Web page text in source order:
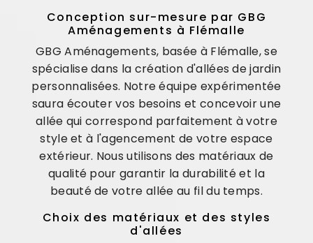
Conception sur-mesure par GBG
Aménagements à Flémalle
GBG Aménagements, basée à Flémalle, se
spécialise dans la création d'allées de jardin
personnalisées. Notre équipe expérimentée
saura écouter vos besoins et concevoir une
allée qui correspond parfaitement à votre
style et à l'agencement de votre espace
extérieur. Nous utilisons des matériaux de
qualité pour garantir la durabilité et la
beauté de votre allée au fil du temps.
Choix des matériaux et des styles
d'allées